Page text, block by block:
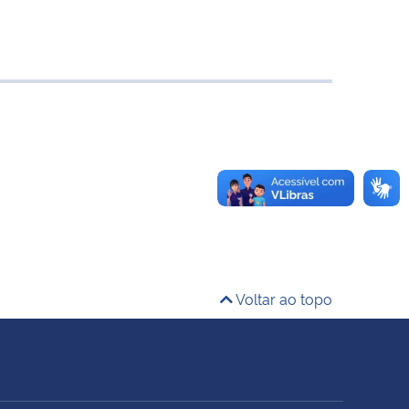
Voltar ao topo